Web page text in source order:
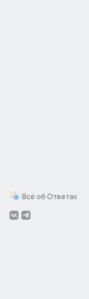
Всё об Ответах